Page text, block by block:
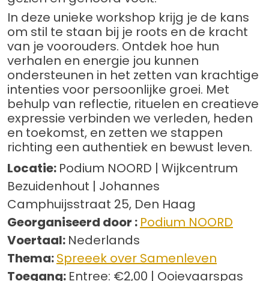
In deze unieke workshop krijg je de kans
om stil te staan bij je roots en de kracht
van je voorouders. Ontdek hoe hun
verhalen en energie jou kunnen
ondersteunen in het zetten van krachtige
intenties voor persoonlijke groei. Met
behulp van reflectie, rituelen en creatieve
expressie verbinden we verleden, heden
en toekomst, en zetten we stappen
richting een authentiek en bewust leven.
Locatie: Podium NOORD | Wijkcentrum
Bezuidenhout | Johannes
Camphuijsstraat 25, Den Haag
Georganiseerd door : Podium NOORD
Voertaal: Nederlands
Thema:Spreeek over Samenleven
Toegang: Entree: €2,00 | Ooievaarspas